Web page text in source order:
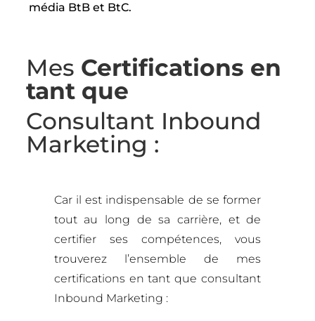
média BtB et BtC.
Mes Certifications en
tant que
Consultant Inbound
Marketing :
Car il est indispensable de se former
tout au long de sa carrière, et de
certifier ses compétences, vous
trouverez l’ensemble de mes
certifications en tant que consultant
Inbound Marketing :